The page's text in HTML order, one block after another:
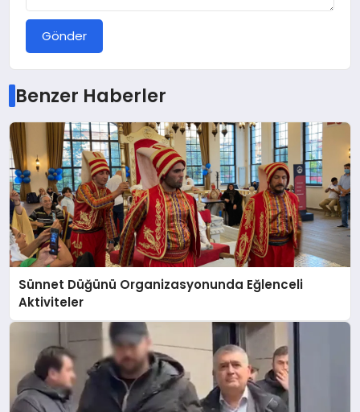
Gönder
Benzer Haberler
Sünnet Düğünü Organizasyonunda Eğlenceli
Aktiviteler